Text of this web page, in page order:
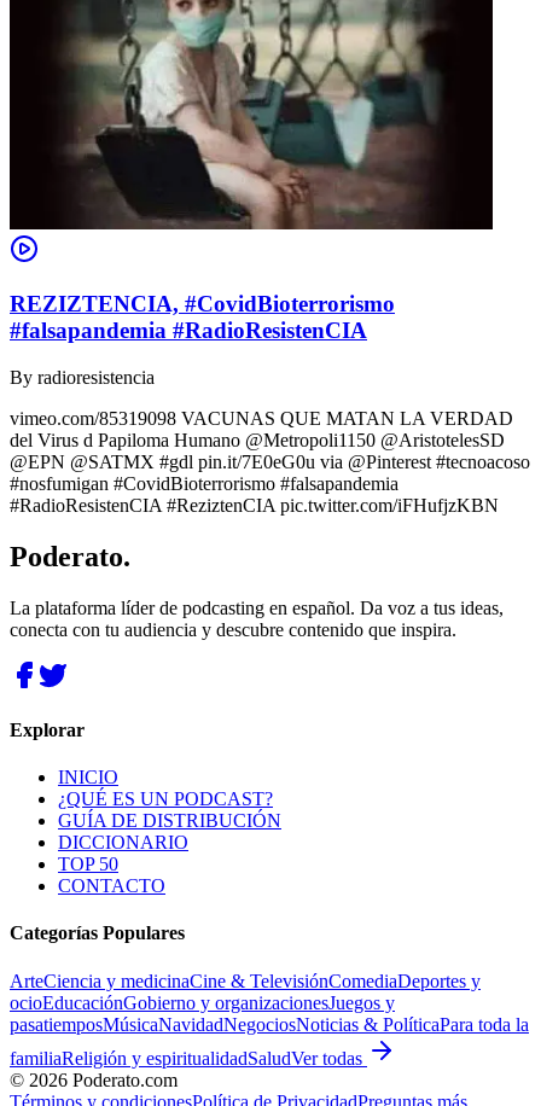
REZIZTENCIA, #CovidBioterrorismo
#falsapandemia #RadioResistenCIA
By radioresistencia
vimeo.com/85319098 VACUNAS QUE MATAN LA VERDAD
del Virus d Papiloma Humano @Metropoli1150 @AristotelesSD
@EPN @SATMX #gdl pin.it/7E0eG0u via @Pinterest #tecnoacoso
#nosfumigan #CovidBioterrorismo #falsapandemia
#RadioResistenCIA #ReziztenCIA pic.twitter.com/iFHufjzKBN
Poderato.
La plataforma líder de podcasting en español. Da voz a tus ideas,
conecta con tu audiencia y descubre contenido que inspira.
Explorar
INICIO
¿QUÉ ES UN PODCAST?
GUÍA DE DISTRIBUCIÓN
DICCIONARIO
TOP 50
CONTACTO
Categorías Populares
ArteCiencia y medicinaCine & TelevisiónComediaDeportes y
ocioEducaciónGobierno y organizacionesJuegos y
pasatiemposMúsicaNavidadNegociosNoticias & PolíticaPara toda la
familiaReligión y espiritualidadSaludVer todas
© 2026 Poderato.com
Términos y condicionesPolítica de PrivacidadPreguntas más